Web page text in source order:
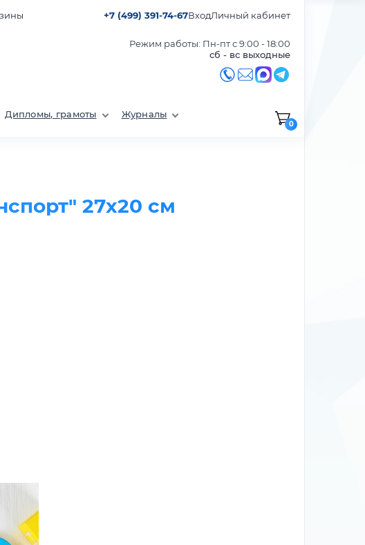
+7 (499) 391-74-67ВходЛичный кабинет
Режим работы: Пн-пт с 9:00 - 18:00
сб - вс выходные
Дипломы, грамоты Журналы
0
27х20 см